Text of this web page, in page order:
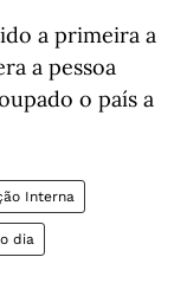
a primeira a
a pessoa
o país a
Interna
dia